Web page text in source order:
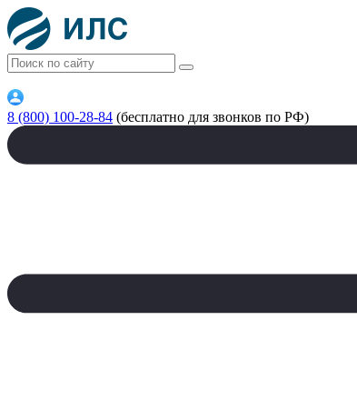
8 (800) 100-28-84 (бесплатно для звонков по РФ)